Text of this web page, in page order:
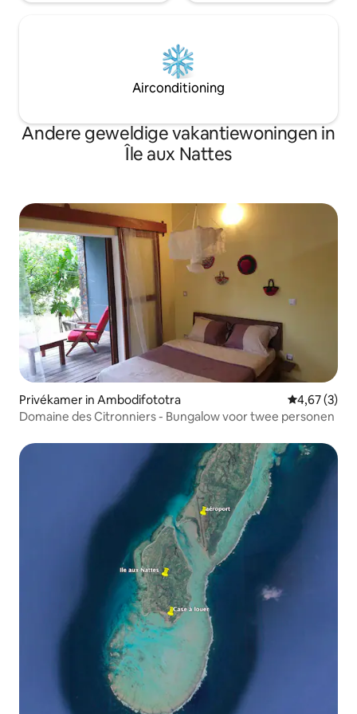
Airconditioning
Andere geweldige vakantiewoningen in
Île aux Nattes
Privékamer in Ambodifototra
4,67 (3)
Domaine des Citronniers - Bungalow voor twee personen